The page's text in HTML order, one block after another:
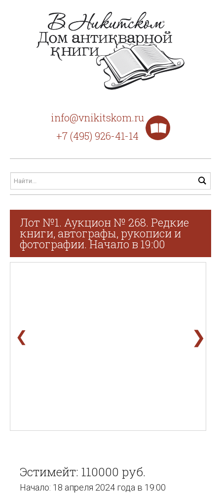
info@vnikitskom.ru
+7 (495) 926-41-14
Лот №1. Аукцион № 268. Редкие
книги, автографы, рукописи и
фотографии. Начало в 19:00
❮ ❯
Эстимейт: 110000 руб.
Начало: 18 апреля 2024 года в 19:00